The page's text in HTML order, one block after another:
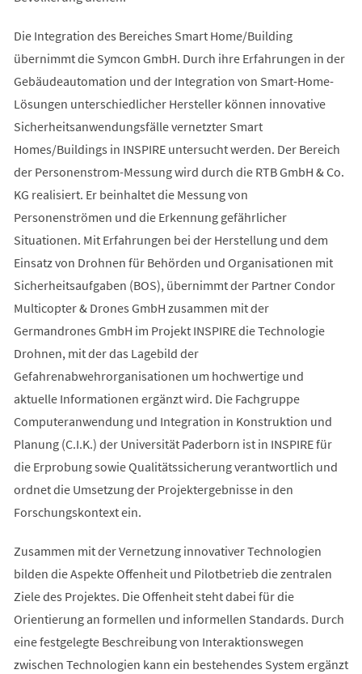
Die Integration des Bereiches Smart Home/Building
übernimmt die Symcon GmbH. Durch ihre Erfahrungen in der
Gebäudeautomation und der Integration von Smart-Home-
Lösungen unterschiedlicher Hersteller können innovative
Sicherheitsanwendungsfälle vernetzter Smart
Homes/Buildings in INSPIRE untersucht werden. Der Bereich
der Personenstrom-Messung wird durch die RTB GmbH & Co.
KG realisiert. Er beinhaltet die Messung von
Personenströmen und die Erkennung gefährlicher
Situationen. Mit Erfahrungen bei der Herstellung und dem
Einsatz von Drohnen für Behörden und Organisationen mit
Sicherheitsaufgaben (BOS), übernimmt der Partner Condor
Multicopter & Drones GmbH zusammen mit der
Germandrones GmbH im Projekt INSPIRE die Technologie
Drohnen, mit der das Lagebild der
Gefahrenabwehrorganisationen um hochwertige und
aktuelle Informationen ergänzt wird. Die Fachgruppe
Computeranwendung und Integration in Konstruktion und
Planung (C.I.K.) der Universität Paderborn ist in INSPIRE für
die Erprobung sowie Qualitätssicherung verantwortlich und
ordnet die Umsetzung der Projektergebnisse in den
Forschungskontext ein.
Zusammen mit der Vernetzung innovativer Technologien
bilden die Aspekte Offenheit und Pilotbetrieb die zentralen
Ziele des Projektes. Die Offenheit steht dabei für die
Orientierung an formellen und informellen Standards. Durch
eine festgelegte Beschreibung von Interaktionswegen
zwischen Technologien kann ein bestehendes System ergänzt